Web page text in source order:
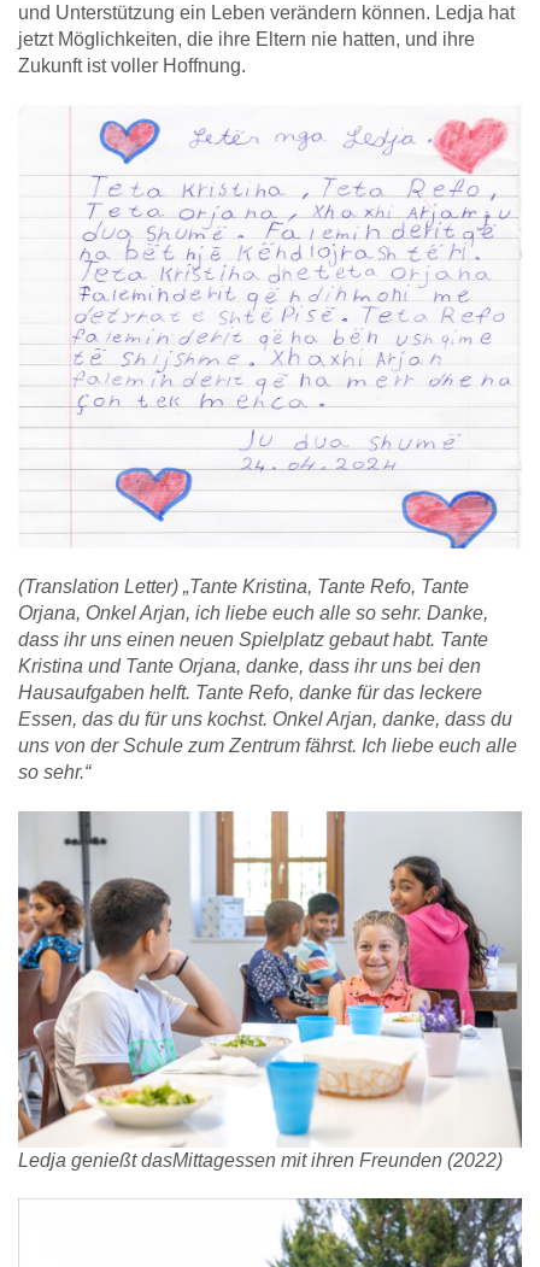
und Unterstützung ein Leben verändern können. Ledja hat
jetzt Möglichkeiten, die ihre Eltern nie hatten, und ihre
Zukunft ist voller Hoffnung.
(Translation Letter) „Tante Kristina, Tante Refo, Tante
Orjana, Onkel Arjan, ich liebe euch alle so sehr. Danke,
dass ihr uns einen neuen Spielplatz gebaut habt. Tante
Kristina und Tante Orjana, danke, dass ihr uns bei den
Hausaufgaben helft. Tante Refo, danke für das leckere
Essen, das du für uns kochst. Onkel Arjan, danke, dass du
uns von der Schule zum Zentrum fährst. Ich liebe euch alle
so sehr.“
Ledja genießt dasMittagessen mit ihren Freunden (2022)